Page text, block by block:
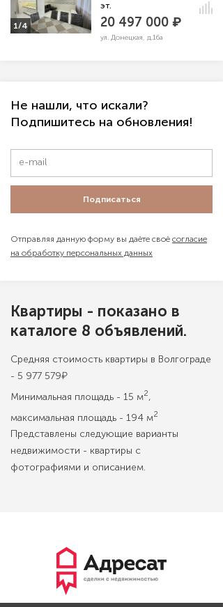
1/4
эт.
20 497 000 ₽
ул. Донецкая, д.16а
Не нашли, что искали?
Подпишитесь на обновления!
Подписаться
Отправляя данную форму вы даёте своё согласие
на обработку персональных данных
Квартиры - показано в
каталоге 8 объявлений.
Средняя стоимость квартиры в Волгограде
- 5 977 579₽
Минимальная площадь - 15 м2,
максимальная площадь - 194 м2
Представлены следующие варианты
недвижимости - квартиры с
фотографиями и описанием.